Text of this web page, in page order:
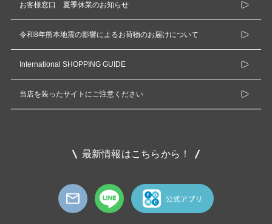
お客様窓口 夏季休業のお知らせ
令和8年熊本地震の影響によるお荷物のお届けについて
International SHOPPING GUIDE
当店を装ったサイトにご注意ください
最新情報はこちらから！